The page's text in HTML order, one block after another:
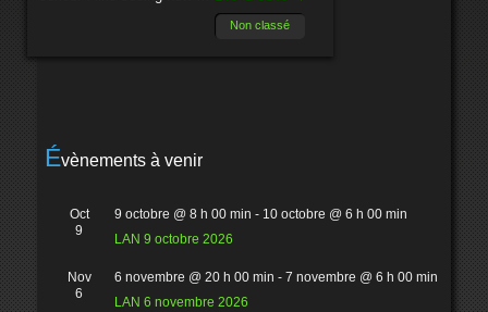
Non classé
Évènements à venir
Oct
9
9 octobre @ 8 h 00 min - 10 octobre @ 6 h 00 min
LAN 9 octobre 2026
Nov
6
6 novembre @ 20 h 00 min - 7 novembre @ 6 h 00 min
LAN 6 novembre 2026